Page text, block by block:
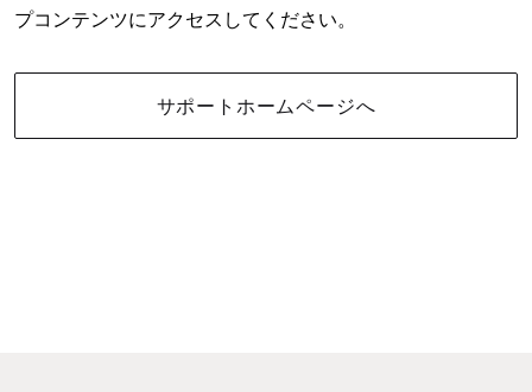
プコンテンツにアクセスしてください。
サポートホームページへ